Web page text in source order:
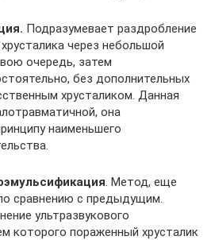
Подразумевает раздробление
через небольшой
очередь, затем
без дополнительных
хрусталиком. Данная
она
наименьшего
. Метод, еще
сравнению с предыдущим.
ультразвукового
которого пораженный хрусталик